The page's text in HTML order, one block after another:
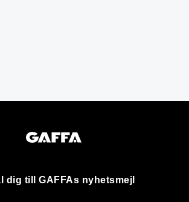
dig till GAFFAs nyhetsmejl